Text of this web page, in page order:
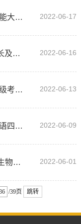
我院召开2022年江西省职业院校技能大赛教学能力比赛承办工作协调会 2022-06-17
2022年6月13日省财政厅李伟副厅长及省农业农村厅吴国昌一级巡视员一行莅临我院指导工作 2022-06-16
2022年上半年全国大学英语四、六级考试在我院顺利举行 2022-06-13
我院召开2022年上半年全国大学英语四、六级考试工作协调会 2022-06-09
学院党委书记、院长曹端荣率队赴生物科技园调研 2022-06-01
/39页 跳转